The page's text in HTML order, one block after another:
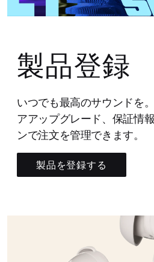
製品登録
いつでも最高のサウンドを
アアップグレード、保証情
ンで注文を管理できます。
製品を登録する